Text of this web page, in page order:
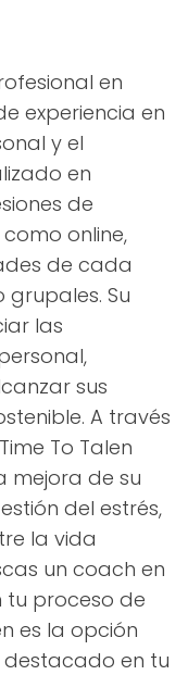
en
experiencia en
y el
en
de
online,
de cada
grupales. Su
las
sus
A través
To Talen
mejora de su
del estrés,
la vida
un coach en
proceso de
es la opción
en tu